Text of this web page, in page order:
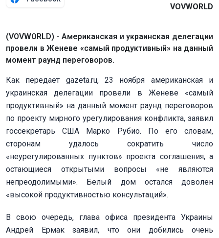
VOVWORLD
(VOVWORLD) - Американская и украинская делегации
провели в Женеве «самый продуктивный» на данный
момент раунд переговоров.
Как передает gazeta.ru, 23 ноября американская и
украинская делегации провели в Женеве «самый
продуктивный» на данный момент раунд переговоров
по проекту мирного урегулирования конфликта, заявил
госсекретарь США Марко Рубио. По его словам,
сторонам удалось сократить число
«неурегулированных пунктов» проекта соглашения, а
остающиеся открытыми вопросы «не являются
непреодолимыми». Белый дом остался доволен
«высокой продуктивностью консультаций».
В свою очередь, глава офиса президента Украины
Андрей Ермак заявил, что они добились очень